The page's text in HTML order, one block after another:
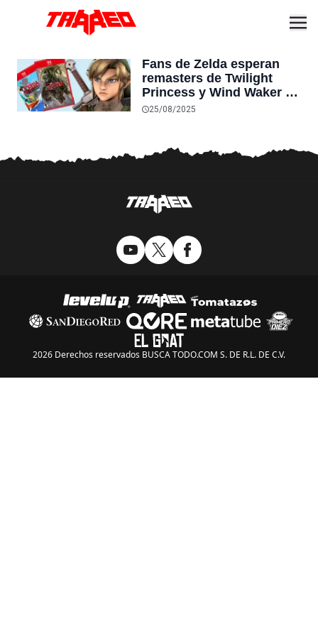
Fans de Zelda esperan
remasters de Twilight
Princess y Wind Waker en
Switch 2 para comprar la
convencería”
25/08/2025
2026 Derechos reservados BUSCA TODO.COM S. DE R.L. DE C.V.